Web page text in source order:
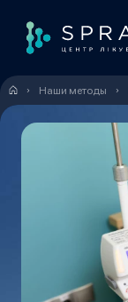
Наши методы